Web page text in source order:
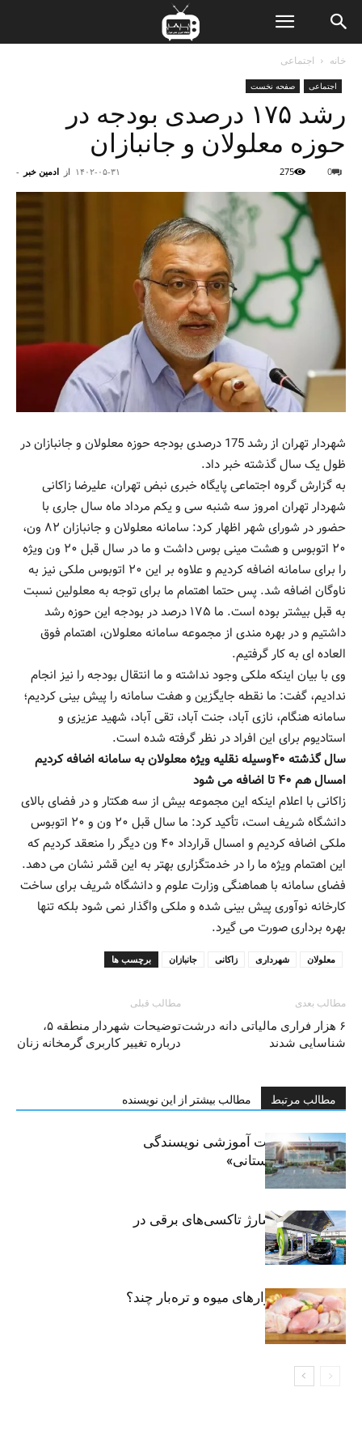
خانه اجتماعی
اجتماعی صفحه نخست
رشد ۱۷۵ درصدی بودجه در
حوزه معلولان و جانبازان
از ادمین خبر - ۱۴۰۲-۰۵-۳۱ 0
275
شهردار تهران از رشد 175 درصدی بودجه حوزه معلولان و جانبازان در
ظول یک سال گذشته خبر داد.
به گزارش گروه اجتماعی پایگاه خبری نبض تهران، علیرضا زاکانی
شهردار تهران امروز سه شنبه سی و یکم مرداد ماه سال جاری با
حضور در شورای شهر اظهار کرد: سامانه معلولان و جانبازان ۸۲ ون،
۲۰ اتوبوس و هشت مینی بوس داشت و ما در سال قبل ۲۰ ون ویژه
را برای سامانه اضافه کردیم و علاوه بر این ۲۰ اتوبوس ملکی نیز به
ناوگان اضافه شد. پس حتما اهتمام ما برای توجه به معلولین نسبت
به قبل بیشتر بوده است. ما ۱۷۵ درصد در بودجه این حوزه رشد
داشتیم و در بهره مندی از مجموعه سامانه معلولان، اهتمام فوق
العاده ای به کار گرفتیم.
وی با بیان اینکه ملکی وجود نداشته و ما انتقال بودجه را نیز انجام
ندادیم، گفت: ما نقطه جایگزین و هفت سامانه را پیش بینی کردیم؛
سامانه هنگام، نازی آباد، جنت آباد، تقی آباد، شهید عزیزی و
استادیوم برای این افراد در نظر گرفته شده است.
سال گذشته ۴۰وسیله نقلیه ویژه معلولان به سامانه اضافه کردیم
امسال هم ۴۰ تا اضافه می شود
زاکانی با اعلام اینکه این مجموعه بیش از سه هکتار و در فضای بالای
دانشگاه شریف است، تأکید کرد: ما سال قبل ۲۰ ون و ۲۰ اتوبوس
ملکی اضافه کردیم و امسال قرارداد ۴۰ ون دیگر را منعقد کردیم که
این اهتمام ویژه ما را در خدمتگزاری بهتر به این قشر نشان می دهد.
فضای سامانه با هماهنگی وزارت علوم و دانشگاه شریف برای ساخت
کارخانه نوآوری پیش بینی شده و ملکی واگذار نمی شود بلکه تنها
بهره برداری صورت می گیرد.
برچسب ها جانبازان زاکانی شهرداری معلولان
مطالب قبلی
توضیحات شهردار منطقه ۵،
درباره تغییر کاربری گرمخانه زنان
مطالب بعدی
۶ هزار فراری مالیاتی دانه درشت
شناسایی شدند
مطالب مرتبط مطالب بیشتر از این نویسنده
برگزاری جلسات آموزشی نویسندگی
«زندگی‌نامه داستانی»
توسعه شبکه شارژ تاکسی‌های برقی در
پایتخت
مرغ تازه در بازارهای میوه و تره‌بار چند؟